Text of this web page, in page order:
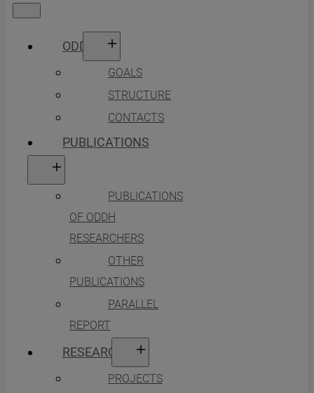
ODDH
GOALS
STRUCTURE
CONTACTS
PUBLICATIONS
PUBLICATIONS
OF ODDH
RESEARCHERS
OTHER
PUBLICATIONS
PARALLEL
REPORT
RESEARCH
PROJECTS